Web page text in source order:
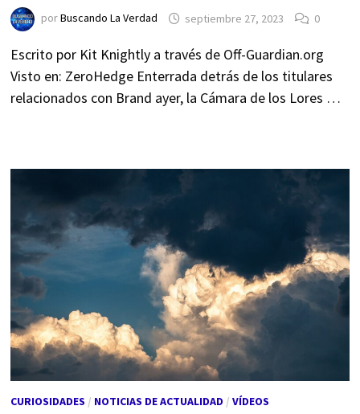
porBuscando La Verdad septiembre 27, 2023 0
Escrito por Kit Knightly a través de Off-Guardian.org
Visto en: ZeroHedge Enterrada detrás de los titulares
relacionados con Brand ayer, la Cámara de los Lores …
CURIOSIDADES / NOTICIAS DE ACTUALIDAD / VÍDEOS